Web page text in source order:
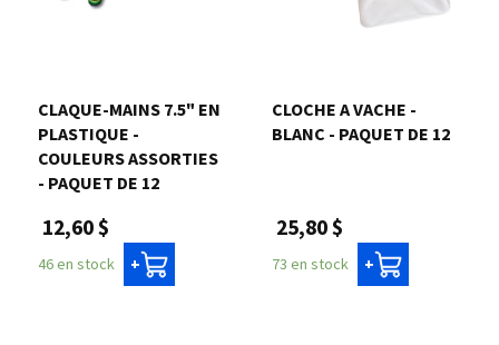
CLAQUE-MAINS 7.5" EN
PLASTIQUE -
COULEURS ASSORTIES
- PAQUET DE 12
12,60 $
46 en stock +
CLOCHE A VACHE -
BLANC - PAQUET DE 12
25,80 $
73 en stock +